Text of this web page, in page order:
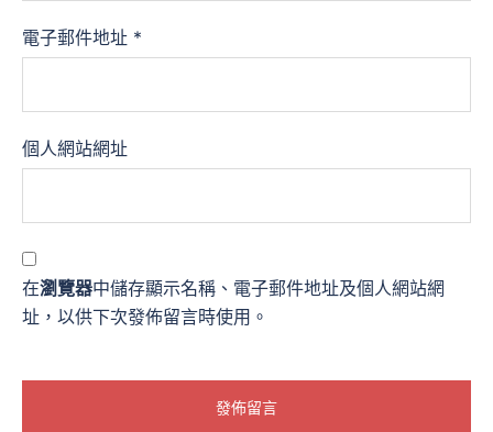
電子郵件地址 *
個人網站網址
在瀏覽器中儲存顯示名稱、電子郵件地址及個人網站網
址，以供下次發佈留言時使用。